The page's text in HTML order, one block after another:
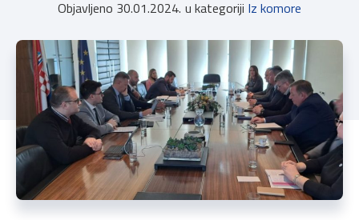
Objavljeno 30.01.2024. u kategoriji Iz komore